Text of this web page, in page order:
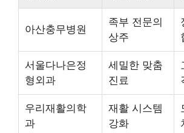
아산충무병원
족부 전문의
상주
서울다나은정
형외과
세밀한 맞춤
진료
우리재활의학
과
재활 시스템
강화